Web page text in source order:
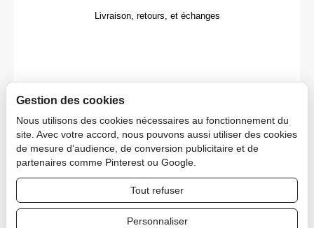
Livraison, retours, et échanges
Copyright © 2026 CAPDECO.
Gestion des cookies
Nous utilisons des cookies nécessaires au fonctionnement du
site. Avec votre accord, nous pouvons aussi utiliser des cookies
de mesure d’audience, de conversion publicitaire et de
partenaires comme Pinterest ou Google.
Tout refuser
Personnaliser